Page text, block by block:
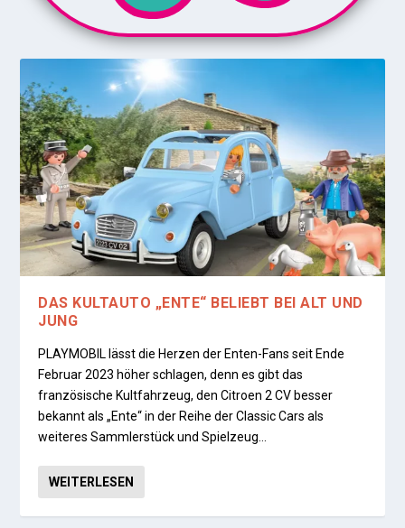
DAS KULTAUTO „ENTE“ BELIEBT BEI ALT UND
JUNG
PLAYMOBIL lässt die Herzen der Enten-Fans seit Ende
Februar 2023 höher schlagen, denn es gibt das
französische Kultfahrzeug, den Citroen 2 CV besser
bekannt als „Ente“ in der Reihe der Classic Cars als
weiteres Sammlerstück und Spielzeug…
WEITERLESEN